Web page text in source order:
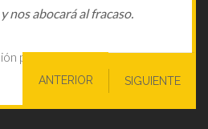
nos abocará al fracaso.
previa atletismo
de
ANTERIOR SIGUIENTE